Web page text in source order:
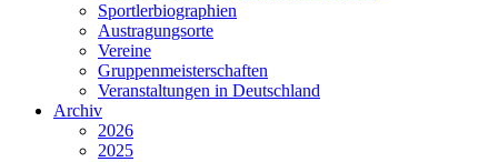
Sportlerbiographien
Austragungsorte
Vereine
Gruppenmeisterschaften
Veranstaltungen in Deutschland
Archiv
2026
2025